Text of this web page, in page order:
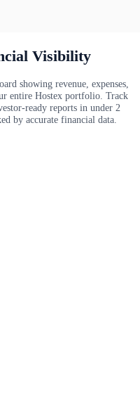
Visibility
showing revenue, expenses,
entire Hostex portfolio. Track
ready reports in under 2
by accurate financial data.